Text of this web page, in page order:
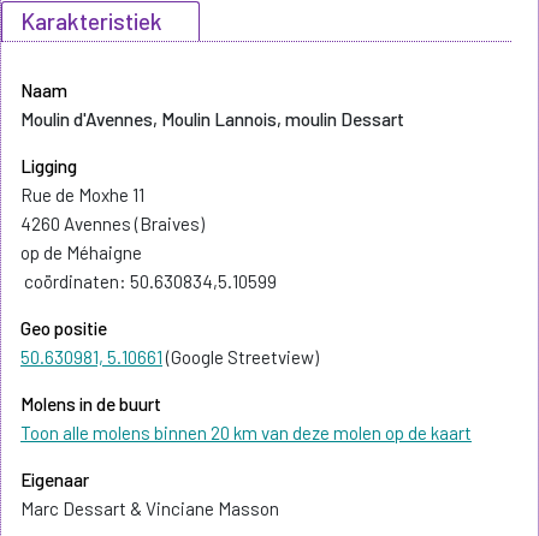
Karakteristiek
Naam
Moulin d'Avennes, Moulin Lannois, moulin Dessart
Ligging
Rue de Moxhe 11
4260 Avennes (Braives)
op de Méhaigne
coördinaten: 50.630834,5.10599
Geo positie
50.630981, 5.10661(Google Streetview)
Molens in de buurt
Toon alle molens binnen 20 km van deze molen op de kaart
Eigenaar
Marc Dessart & Vinciane Masson